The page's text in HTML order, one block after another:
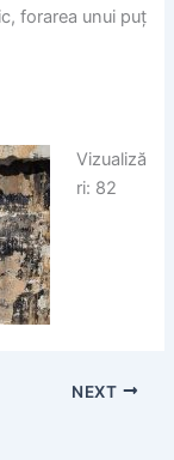
forarea unui puț
Vizualiză
ri: 82
NEXT